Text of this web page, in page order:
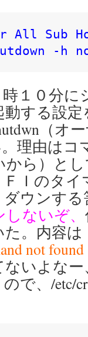
All Sub
-h
１０分
動する設
（オ
理由は
ら）と
Ｉのタ
ウンする
ないぞ、
。内容は
not found
いよなー
で、/etc/